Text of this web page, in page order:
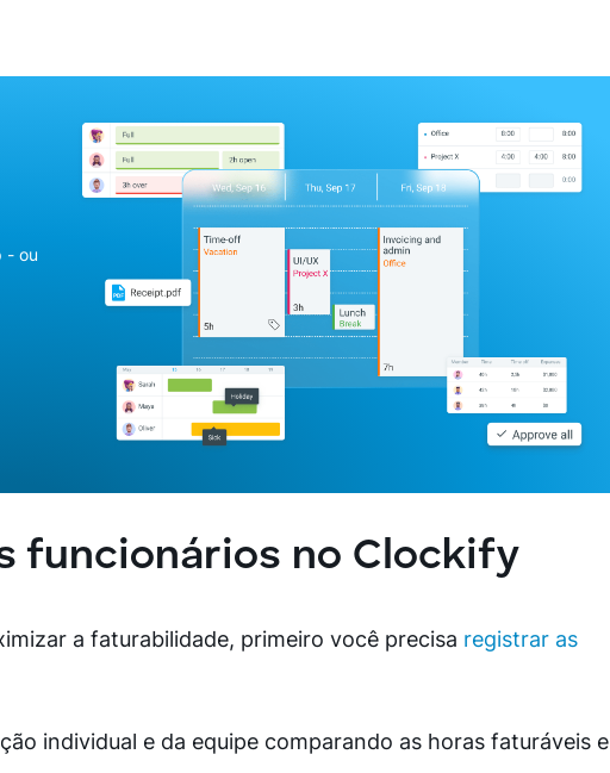
- ou
funcionários no Clockify
a faturabilidade, primeiro você precisa registrar as
individual e da equipe comparando as horas faturáveis ​​e